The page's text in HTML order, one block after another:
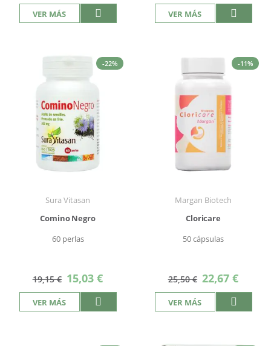
VER MÁS VER MÁS
-22%
Sura Vitasan
Comino Negro
60 perlas
19,15 € Precio
especial
15,03 €
VER MÁS
-11%
Margan Biotech
Cloricare
50 cápsulas
25,50 € Precio
especial
22,67 €
VER MÁS